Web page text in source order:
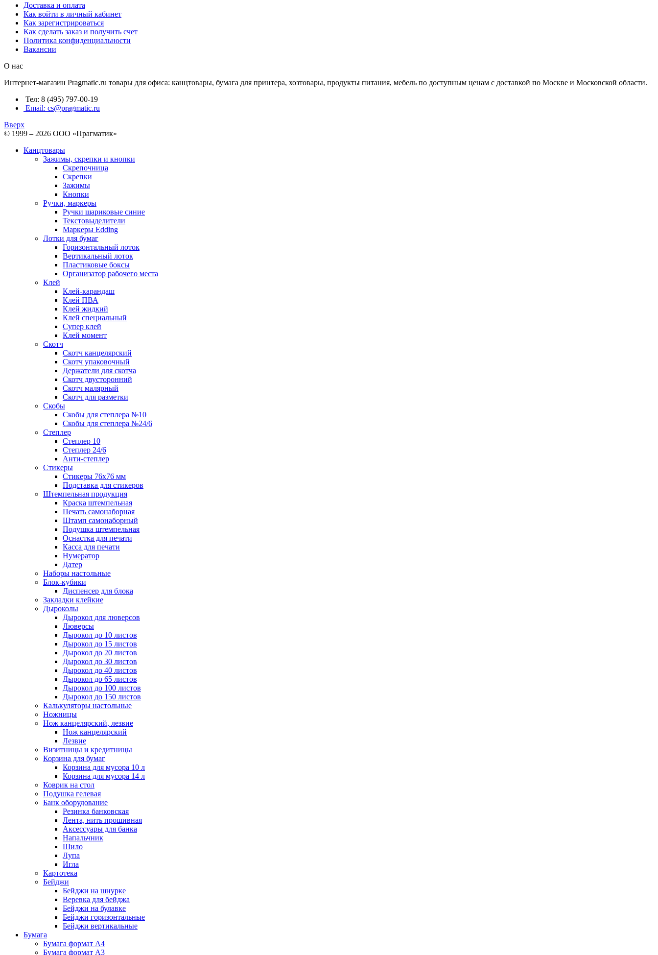
Доставка и оплата
Как войти в личный кабинет
Как зарегистрироваться
Как сделать заказ и получить счет
Политика конфиденциальности
Вакансии
О нас
Интернет-магазин Pragmatic.ru товары для офиса: канцтовары, бумага для принтера, хозтовары, продукты питания, мебель по доступным ценам с доставкой по Москве и Московской области.
Тел: 8 (495) 797-00-19
Email: cs@pragmatic.ru
Вверх
© 1999 – 2026 ООО «Прагматик»
Канцтовары
Зажимы, скрепки и кнопки
Скрепочница
Скрепки
Зажимы
Кнопки
Ручки, маркеры
Ручки шариковые синие
Текстовыделители
Маркеры Edding
Лотки для бумаг
Горизонтальный лоток
Вертикальный лоток
Пластиковые боксы
Организатор рабочего места
Клей
Клей-карандаш
Клей ПВА
Клей жидкий
Клей специальный
Супер клей
Клей момент
Скотч
Скотч канцелярский
Скотч упаковочный
Держатели для скотча
Скотч двусторонний
Скотч малярный
Скотч для разметки
Скобы
Скобы для степлера №10
Скобы для степлера №24/6
Степлер
Степлер 10
Степлер 24/6
Анти-степлер
Стикеры
Стикеры 76x76 мм
Подставка для стикеров
Штемпельная продукция
Краска штемпельная
Печать самонаборная
Штамп самонаборный
Подушка штемпельная
Оснастка для печати
Касса для печати
Нумератор
Датер
Наборы настольные
Блок-кубики
Диспенсер для блока
Закладки клейкие
Дыроколы
Дырокол для люверсов
Люверсы
Дырокол до 10 листов
Дырокол до 15 листов
Дырокол до 20 листов
Дырокол до 30 листов
Дырокол до 40 листов
Дырокол до 65 листов
Дырокол до 100 листов
Дырокол до 150 листов
Калькуляторы настольные
Ножницы
Нож канцелярский, лезвие
Нож канцелярский
Лезвие
Визитницы и кредитницы
Корзина для бумаг
Корзина для мусора 10 л
Корзина для мусора 14 л
Коврик на стол
Подушка гелевая
Банк оборудование
Резинка банковская
Лента, нить прошивная
Аксессуары для банка
Напальчник
Шило
Лупа
Игла
Картотека
Бейджи
Бейджи на шнурке
Веревка для бейджа
Бейджи на булавке
Бейджи горизонтальные
Бейджи вертикальные
Бумага
Бумага формат А4
Бумага формат А3